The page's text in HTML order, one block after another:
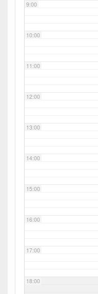
9:00
10:00
11:00
12:00
13:00
14:00
15:00
16:00
17:00
18:00